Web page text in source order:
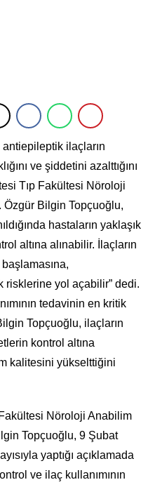
ilaçların
ve şiddetini azalttığını
Tıp Fakültesi Nöroloji
Özgür Bilgin Topçuoğlu,
hastaların yaklaşık
altına alınabilir. İlaçların
risklerine yol açabilir” dedi.
tedavinin en kritik
Topçuoğlu, ilaçların
kontrol altına
kalitesini yükselttiğini
Nöroloji Anabilim
Topçuoğlu, 9 Şubat
yaptığı açıklamada
ve ilaç kullanımının